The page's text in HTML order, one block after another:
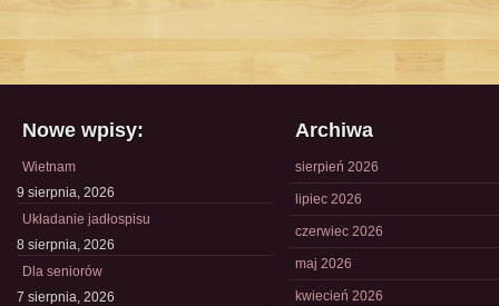
Nowe wpisy:
Wietnam
9 sierpnia, 2026
Układanie jadłospisu
8 sierpnia, 2026
Dla seniorów
7 sierpnia, 2026
Archiwa
sierpień 2026
lipiec 2026
czerwiec 2026
maj 2026
kwiecień 2026